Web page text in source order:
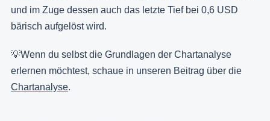
und im Zuge dessen auch das letzte Tief bei 0,6 USD
bärisch aufgelöst wird.
💡Wenn du selbst die Grundlagen der Chartanalyse
erlernen möchtest, schaue in unseren Beitrag über die
Chartanalyse.